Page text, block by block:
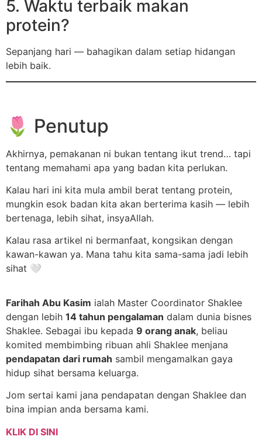
5. Waktu terbaik makan
protein?
Sepanjang hari — bahagikan dalam setiap hidangan
lebih baik.
🌷 Penutup
Akhirnya, pemakanan ni bukan tentang ikut trend… tapi
tentang memahami apa yang badan kita perlukan.
Kalau hari ini kita mula ambil berat tentang protein,
mungkin esok badan kita akan berterima kasih — lebih
bertenaga, lebih sihat, insyaAllah.
Kalau rasa artikel ni bermanfaat, kongsikan dengan
kawan-kawan ya. Mana tahu kita sama-sama jadi lebih
sihat 🤍
Farihah Abu Kasim ialah Master Coordinator Shaklee
dengan lebih 14 tahun pengalaman dalam dunia bisnes
Shaklee. Sebagai ibu kepada 9 orang anak, beliau
komited membimbing ribuan ahli Shaklee menjana
pendapatan dari rumah sambil mengamalkan gaya
hidup sihat bersama keluarga.
Jom sertai kami jana pendapatan dengan Shaklee dan
bina impian anda bersama kami.
KLIK DI SINI